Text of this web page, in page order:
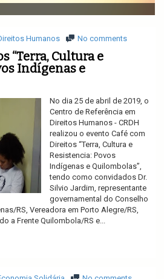
v
i
a
i
o
Humanos No comments
“Terra, Cultura e
Indígenas e
No dia 25 de abril de 2019, o
Centro de Referência em
Direitos Humanos - CRDH
realizou o evento Café com
Direitos “Terra, Cultura e
Resistencia: Povos
Indígenas e Quilombolas”,
tendo como convidados Dr.
Silvio Jardim, representante
governamental do Conselho
RS, Vereadora em Porto Alegre/RS,
a Frente Quilombola/RS e...